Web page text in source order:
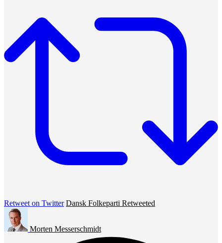
Retweet on Twitter Dansk Folkeparti Retweeted
Morten Messerschmidt